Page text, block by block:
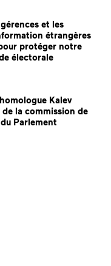
et les
étrangères
protéger notre
électorale
Kalev
la commission de
Parlement